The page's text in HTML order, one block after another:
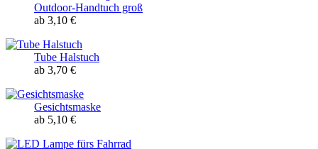
Outdoor-Handtuch groß
ab 3,10 €
Tube Halstuch
ab 3,70 €
Gesichtsmaske
ab 5,10 €